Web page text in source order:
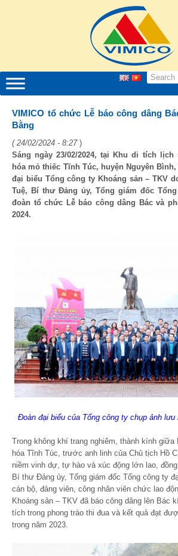
VIMICO tổ chức Lễ báo công dâng
Bằng
( 24/02/2024 - 8:27)
Sáng ngày 23/02/2024, tại Khu di tích
hóa mỏ thiếc Tĩnh Túc, huyện Nguyên
đại biểu Tổng công ty Khoáng sản – TKV
Tuệ, Bí thư Đảng ủy, Tổng giám đốc
đoàn tổ chức Lễ báo công dâng Bác và
2024.
Đoàn đại biểu của Tổng công ty chụp ảnh lưu
Trong không khí trang nghiêm, thành kính
hóa Tĩnh Túc, trước anh linh của Chủ tịch Hồ
niềm vinh dự, tự hào và xúc động lớn lao,
Bí thư Đảng ủy, Tổng giám đốc Tổng công ty
cán bộ, đảng viên, công nhân viên chức lao
Khoáng sản – TKV đã báo công dâng lên Bác
tích trong phong trào thi đua và kết quả đạt
trong năm 2023.